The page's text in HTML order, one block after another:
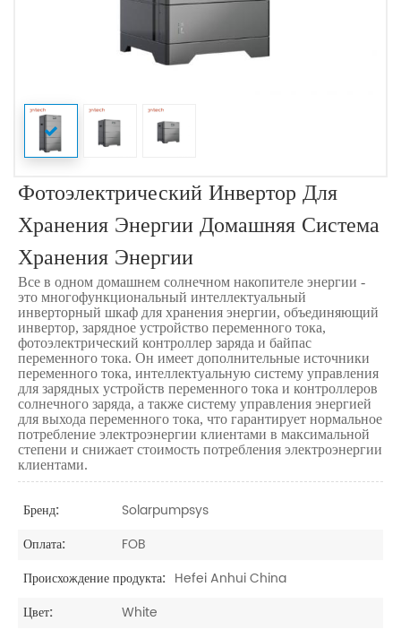
Фотоэлектрический Инвертор Для
Хранения Энергии Домашняя Система
Хранения Энергии
Все в одном домашнем солнечном накопителе энергии -
это многофункциональный интеллектуальный
инверторный шкаф для хранения энергии, объединяющий
инвертор, зарядное устройство переменного тока,
фотоэлектрический контроллер заряда и байпас
переменного тока. Он имеет дополнительные источники
переменного тока, интеллектуальную систему управления
для зарядных устройств переменного тока и контроллеров
солнечного заряда, а также систему управления энергией
для выхода переменного тока, что гарантирует нормальное
потребление электроэнергии клиентами в максимальной
степени и снижает стоимость потребления электроэнергии
клиентами.
Бренд:
Solarpumpsys
Оплата:
FOB
Происхождение продукта: Hefei Anhui China
Цвет:
White